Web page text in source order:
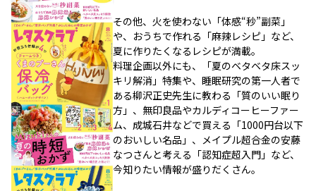
その他、火を使わない「体感“秒”副菜」
や、おうちで作れる「麻辣レシピ」など、
夏に作りたくなるレシピが満載。
料理企画以外にも、「夏のベタベタ床スッ
キリ解消」特集や、睡眠研究の第一人者で
ある柳沢正史先生に教わる「質のいい眠り
方」、無印良品やカルディコーヒーファー
ム、成城石井などで買える「1000円台以下
のおいしい名品」、メイプル超合金の安藤
なつさんと考える「認知症超入門」など、
今知りたい情報が盛りだくさん。